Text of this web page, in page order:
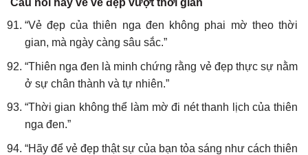
Câu nói hay về vẻ đẹp vượt thời gian
“Vẻ đẹp của thiên nga đen không phai mờ theo thời
gian, mà ngày càng sâu sắc.”
“Thiên nga đen là minh chứng rằng vẻ đẹp thực sự nằm
ở sự chân thành và tự nhiên.”
“Thời gian không thể làm mờ đi nét thanh lịch của thiên
nga đen.”
“Hãy để vẻ đẹp thật sự của bạn tỏa sáng như cách thiên